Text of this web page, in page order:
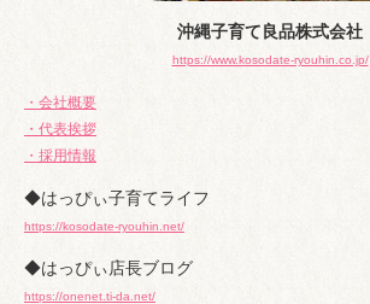
沖縄子育て良品株式会社
https://www.kosodate-ryouhin.co.jp/
・会社概要
・代表挨拶
・採用情報
◆はっぴぃ子育てライフ
https://kosodate-ryouhin.net/
◆はっぴぃ店長ブログ
https://onenet.ti-da.net/